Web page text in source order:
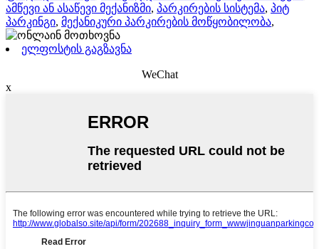
ამწევი ან ასაწევი მექანიზმი, პარკირების სისტემა, პიტ
პარკინგი, მექანიკური პარკირების მოწყობილობა,
ელფოსტის გაგზავნა
WeChat
x